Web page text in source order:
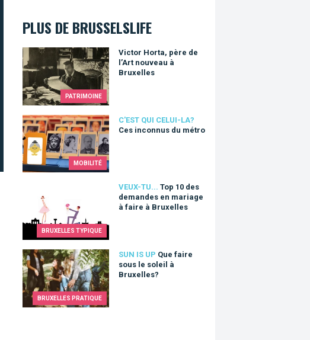
PLUS DE BRUSSELSLIFE
PATRIMOINE
Victor Horta, père de
l’Art nouveau à
Bruxelles
Victor Horta, père de l’Art nouveau à Bruxelles
MOBILITÉ
C'EST QUI CELUI-LA?
Ces inconnus du métro
Ces inconnus du métro
BRUXELLES TYPIQUE
VEUX-TU... Top 10 des
demandes en mariage
à faire à Bruxelles
Top 10 des demandes en mariage à faire à Bruxelles
BRUXELLES PRATIQUE
SUN IS UP Que faire
sous le soleil à
Bruxelles?
Que faire sous le soleil à Bruxelles?